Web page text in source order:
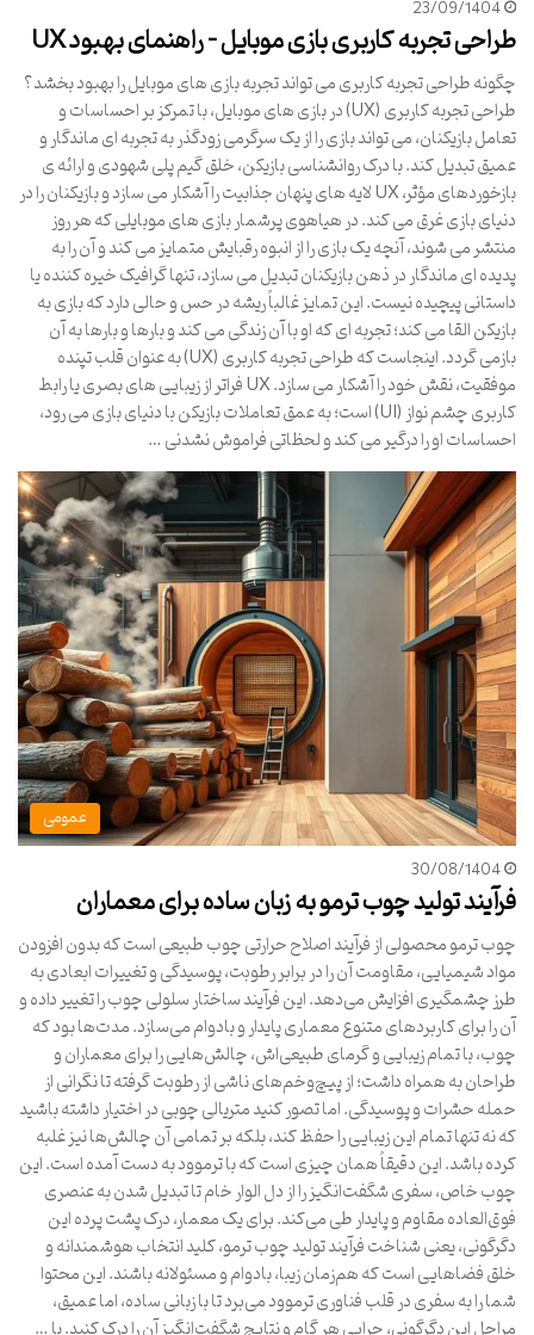
23/09/1404
طراحی تجربه کاربری بازی موبایل – راهنمای بهبود UX
چگونه طراحی تجربه کاربری می تواند تجربه بازی های موبایل را بهبود بخشد؟
طراحی تجربه کاربری (UX) در بازی های موبایل، با تمرکز بر احساسات و
تعامل بازیکنان، می تواند بازی را از یک سرگرمی زودگذر به تجربه ای ماندگار و
عمیق تبدیل کند. با درک روانشناسی بازیکن، خلق گیم پلی شهودی و ارائه ی
بازخوردهای مؤثر، UX لایه های پنهان جذابیت را آشکار می سازد و بازیکنان را در
دنیای بازی غرق می کند. در هیاهوی پرشمار بازی های موبایلی که هر روز
منتشر می شوند، آنچه یک بازی را از انبوه رقبایش متمایز می کند و آن را به
پدیده ای ماندگار در ذهن بازیکنان تبدیل می سازد، تنها گرافیک خیره کننده یا
داستانی پیچیده نیست. این تمایز غالباً ریشه در حس و حالی دارد که بازی به
بازیکن القا می کند؛ تجربه ای که او با آن زندگی می کند و بارها و بارها به آن
بازمی گردد. اینجاست که طراحی تجربه کاربری (UX) به عنوان قلب تپنده
موفقیت، نقش خود را آشکار می سازد. UX فراتر از زیبایی های بصری یا رابط
کاربری چشم نواز (UI) است؛ به عمق تعاملات بازیکن با دنیای بازی می رود،
احساسات او را درگیر می کند و لحظاتی فراموش نشدنی …
عمومی
30/08/1404
فرآیند تولید چوب ترمو به زبان ساده برای معماران
چوب ترمو محصولی از فرآیند اصلاح حرارتی چوب طبیعی است که بدون افزودن
مواد شیمیایی، مقاومت آن را در برابر رطوبت، پوسیدگی و تغییرات ابعادی به
طرز چشمگیری افزایش می‌دهد. این فرآیند ساختار سلولی چوب را تغییر داده و
آن را برای کاربردهای متنوع معماری پایدار و بادوام می‌سازد. مدت‌ها بود که
چوب، با تمام زیبایی و گرمای طبیعی‌اش، چالش‌هایی را برای معماران و
طراحان به همراه داشت؛ از پیچ‌وخم‌های ناشی از رطوبت گرفته تا نگرانی از
حمله حشرات و پوسیدگی. اما تصور کنید متریالی چوبی در اختیار داشته باشید
که نه تنها تمام این زیبایی را حفظ کند، بلکه بر تمامی آن چالش‌ها نیز غلبه
کرده باشد. این دقیقاً همان چیزی است که با ترموود به دست آمده است. این
چوب خاص، سفری شگفت‌انگیز را از دل الوار خام تا تبدیل شدن به عنصری
فوق‌العاده مقاوم و پایدار طی می‌کند. برای یک معمار، درک پشت پرده این
دگرگونی، یعنی شناخت فرآیند تولید چوب ترمو، کلید انتخاب هوشمندانه و
خلق فضاهایی است که هم‌زمان زیبا، بادوام و مسئولانه باشند. این محتوا
شما را به سفری در قلب فناوری ترموود می‌برد تا با زبانی ساده، اما عمیق،